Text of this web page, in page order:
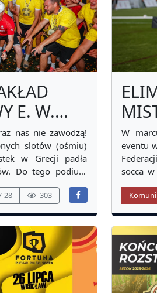
E. W.
nas nie zawodzą!
slotów (ośmiu)
w Grecji padła
Do tego podium
drużynami z
całość wygrał
Polski 2026 we
28 303
W
eventu
socca
nie był
roku
naszej